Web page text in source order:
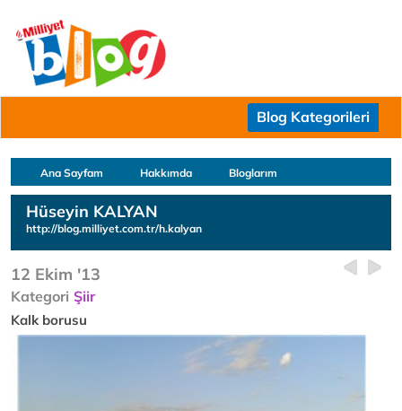
Blog Kategorileri
Ana Sayfam Hakkımda Bloglarım
Hüseyin KALYAN
http://blog.milliyet.com.tr/h.kalyan
12 Ekim '13
Kategori Şiir
Kalk borusu